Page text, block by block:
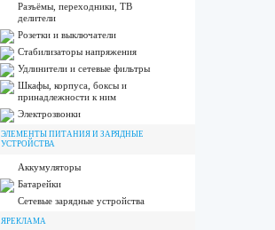
Разъёмы, переходники, ТВ
делители
Розетки и выключатели
Стабилизаторы напряжения
Удлинители и сетевые фильтры
Шкафы, корпуса, боксы и
принадлежности к ним
Электрозвонки
ЭЛЕМЕНТЫ ПИТАНИЯ И ЗАРЯДНЫЕ
УСТРОЙСТВА
Аккумуляторы
Батарейки
Сетевые зарядные устройства
ЯРЕКЛАМА